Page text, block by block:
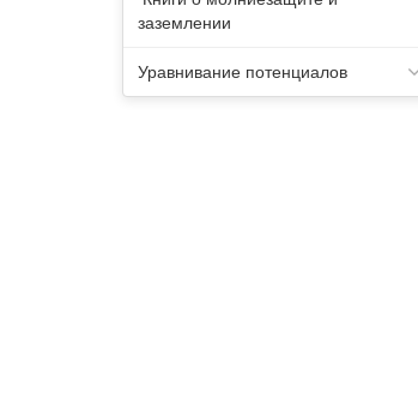
заземлении
Уравнивание потенциалов